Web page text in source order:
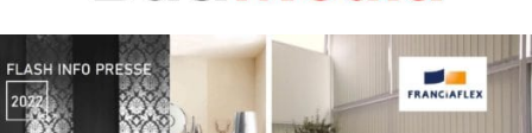
Batimedialive